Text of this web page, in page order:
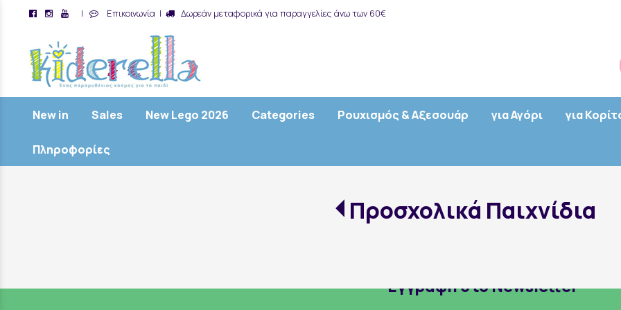
| Επικοινωνία | Δωρεάν μεταφορικά για παραγγελίες άνω των 60€
New in Sales New Lego 2026 Categories Ρουχισμός & Αξεσουάρ για Αγόρι για
Πληροφορίες
Προσχολικά Παιχνίδια
Εγγραφή στο Newsletter